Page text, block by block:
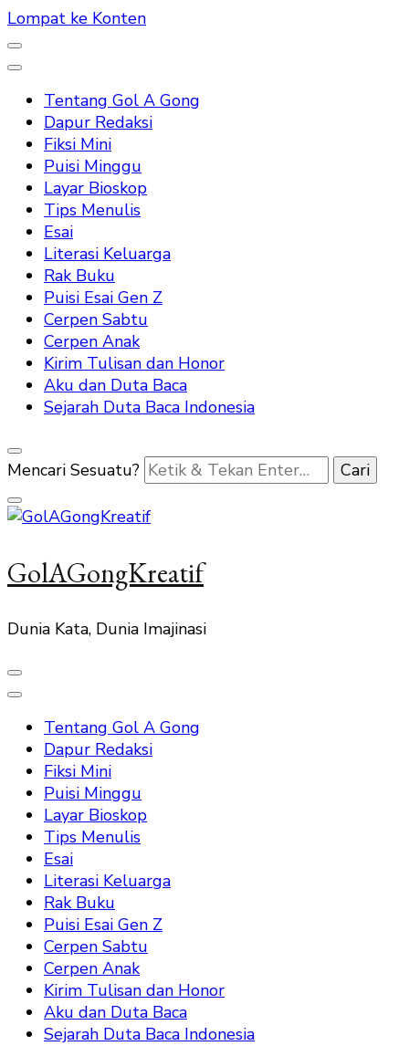
Lompat ke Konten
Tentang Gol A Gong
Dapur Redaksi
Fiksi Mini
Puisi Minggu
Layar Bioskop
Tips Menulis
Esai
Literasi Keluarga
Rak Buku
Puisi Esai Gen Z
Cerpen Sabtu
Cerpen Anak
Kirim Tulisan dan Honor
Aku dan Duta Baca
Sejarah Duta Baca Indonesia
Mencari Sesuatu?
GolAGongKreatif
Dunia Kata, Dunia Imajinasi
Tentang Gol A Gong
Dapur Redaksi
Fiksi Mini
Puisi Minggu
Layar Bioskop
Tips Menulis
Esai
Literasi Keluarga
Rak Buku
Puisi Esai Gen Z
Cerpen Sabtu
Cerpen Anak
Kirim Tulisan dan Honor
Aku dan Duta Baca
Sejarah Duta Baca Indonesia